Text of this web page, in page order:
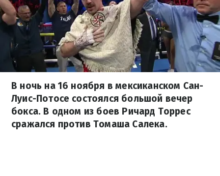
В ночь на 16 ноября в мексиканском Сан-
Луис-Потосе состоялся большой вечер
бокса. В одном из боев Ричард Торрес
сражался против Томаша Салека.